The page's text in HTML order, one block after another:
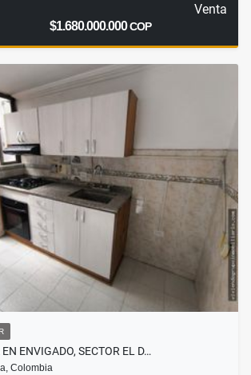
Venta
$1.680.000.000COP
ENVIGADO, SECTOR EL D…
Colombia